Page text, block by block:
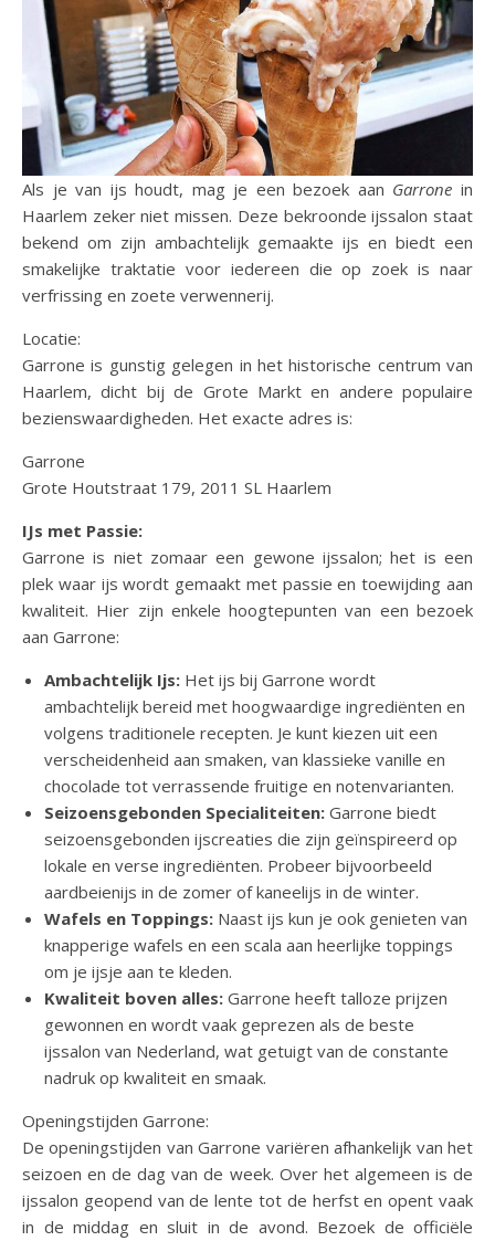
Als je van ijs houdt, mag je een bezoek aan Garrone in
Haarlem zeker niet missen. Deze bekroonde ijssalon staat
bekend om zijn ambachtelijk gemaakte ijs en biedt een
smakelijke traktatie voor iedereen die op zoek is naar
verfrissing en zoete verwennerij.
Locatie:
Garrone is gunstig gelegen in het historische centrum van
Haarlem, dicht bij de Grote Markt en andere populaire
bezienswaardigheden. Het exacte adres is:
Garrone
Grote Houtstraat 179, 2011 SL Haarlem
IJs met Passie:
Garrone is niet zomaar een gewone ijssalon; het is een
plek waar ijs wordt gemaakt met passie en toewijding aan
kwaliteit. Hier zijn enkele hoogtepunten van een bezoek
aan Garrone:
Ambachtelijk Ijs: Het ijs bij Garrone wordt
ambachtelijk bereid met hoogwaardige ingrediënten en
volgens traditionele recepten. Je kunt kiezen uit een
verscheidenheid aan smaken, van klassieke vanille en
chocolade tot verrassende fruitige en notenvarianten.
Seizoensgebonden Specialiteiten: Garrone biedt
seizoensgebonden ijscreaties die zijn geïnspireerd op
lokale en verse ingrediënten. Probeer bijvoorbeeld
aardbeienijs in de zomer of kaneelijs in de winter.
Wafels en Toppings: Naast ijs kun je ook genieten van
knapperige wafels en een scala aan heerlijke toppings
om je ijsje aan te kleden.
Kwaliteit boven alles: Garrone heeft talloze prijzen
gewonnen en wordt vaak geprezen als de beste
ijssalon van Nederland, wat getuigt van de constante
nadruk op kwaliteit en smaak.
Openingstijden Garrone:
De openingstijden van Garrone variëren afhankelijk van het
seizoen en de dag van de week. Over het algemeen is de
ijssalon geopend van de lente tot de herfst en opent vaak
in de middag en sluit in de avond. Bezoek de officiële